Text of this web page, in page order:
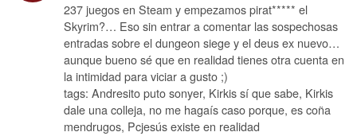
237 juegos en Steam y empezamos pirat***** el
Skyrim?… Eso sin entrar a comentar las sospechosas
entradas sobre el dungeon siege y el deus ex nuevo…
aunque bueno sé que en realidad tienes otra cuenta en
la intimidad para viciar a gusto ;)
tags: Andresito puto sonyer, Kirkis sí que sabe, Kirkis
dale una colleja, no me hagaís caso porque, es coña
mendrugos, Pcjesús existe en realidad